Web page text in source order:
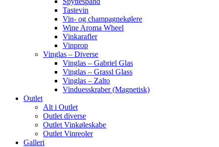
Tastevin
Vin- og champagnekølere
Wine Aroma Wheel
Vinkarafler
Vinprop
Vinglas – Diverse
Vinglas – Gabriel Glas
Vinglas – Grassl Glass
Vinglas – Zalto
Vinduesskraber (Magnetisk)
Outlet
Alt i Outlet
Outlet diverse
Outlet Vinkøleskabe
Outlet Vinreoler
Galleri